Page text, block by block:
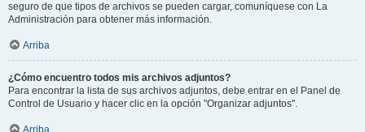
seguro de que tipos de archivos se pueden cargar, comuníquese con La
Administración para obtener más información.
Arriba
¿Cómo encuentro todos mis archivos adjuntos?
Para encontrar la lista de sus archivos adjuntos, debe entrar en el Panel de
Control de Usuario y hacer clic en la opción "Organizar adjuntos".
Arriba